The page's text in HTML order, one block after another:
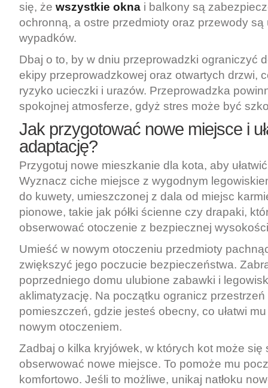
się, że wszystkie okna i balkony są
ochronną, a ostre przedmioty oraz przewody
wypadków.
Dbaj o to, by w dniu przeprowadzki ograniczyć
ekipy przeprowadzkowej oraz otwartych drzwi,
ryzyko ucieczki i urazów. Przeprowadzka
spokojnej atmosferze, gdyż stres może być
Jak przygotować nowe miejsce i
adaptację?
Przygotuj nowe mieszkanie dla kota, aby
Wyznacz ciche miejsce z wygodnym
do kuwety, umieszczonej z dala od miejsc
pionowe, takie jak półki ścienne czy drapaki,
obserwować otoczenie z bezpiecznej
Umieść w nowym otoczeniu przedmioty
zwiększyć jego poczucie bezpieczeństwa.
poprzedniego domu ulubione zabawki i
aklimatyzację. Na początku ogranicz
pomieszczeń, gdzie jesteś obecny, co ułatwi
nowym otoczeniem.
Zadbaj o kilka kryjówek, w których kot może się
obserwować nowe miejsce. To pomoże mu
komfortowo. Jeśli to możliwe, unikaj natłoku